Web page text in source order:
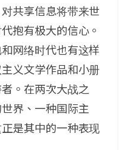
共享信息将带来世
抱有极大的信心。
网络时代也有这样
义文学作品和小册
。在两次大战之
界、一种国际主
是其中的一种表现